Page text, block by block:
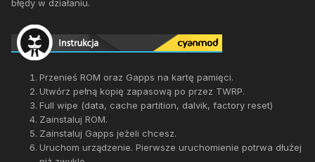
błędy w działaniu.
Przenieś ROM oraz Gapps na kartę pamięci.
Utwórz pełną kopię zapasową po przez TWRP.
Full wipe (data, cache partition, dalvik, factory reset)
Zainstaluj ROM.
Zainstaluj Gapps jeżeli chcesz.
Uruchom urządzenie. Pierwsze uruchomienie potrwa dłużej